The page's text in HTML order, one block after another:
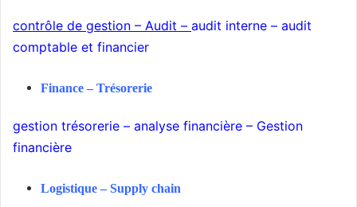
contrôle de gestion – Audit – audit interne – audit
comptable et financier
Finance – Trésorerie
gestion trésorerie – analyse financière – Gestion
financière
Logistique – Supply chain